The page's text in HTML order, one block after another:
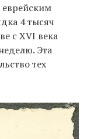
еврейским
4 тысяч
с XVI века
Эта
тех